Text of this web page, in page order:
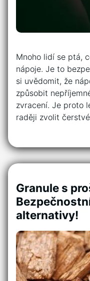
Mnoho lidí se ptá,
nápoje. Je to
si uvědomit, že
způsobit
zvracení. Je proto
raději zvolit
Granule s
alternativy!